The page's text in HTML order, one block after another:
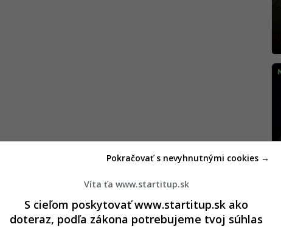
určovať a meniť investičné pravidlá, je
Víta ťa www.startitup.sk
S cieľom poskytovať www.startitup.sk ako
doteraz, podľa zákona potrebujeme tvoj súhlas
Pokračovať s nevyhnutnými cookies →